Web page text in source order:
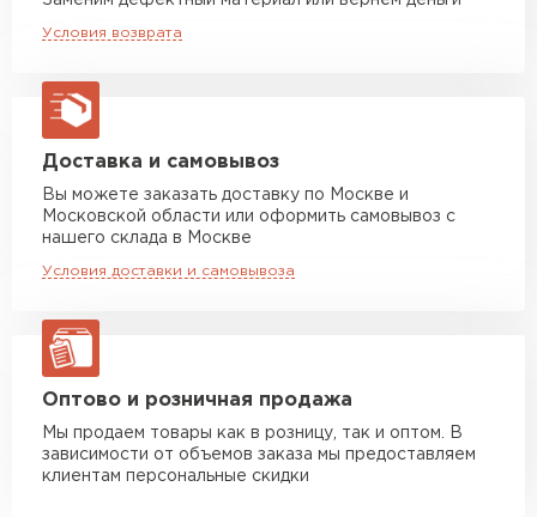
Не выцветает под влиянием солнечных лучей.
Монтаж лёгкий, значительные финансовые
Благодаря декоративно-защитному слою
PURMAN® профнастил обладает
впечатляющими эстетическими
характеристиками.
Не корродирует, поскольку обработан
Профнастил — долговечный материал.
макс. длина груза 13,5 м
Манипулятор до 5 тн
макс. длина груза 6 м
Манипулятор до 10 тн
макс. длина груза 8 м
Манипулятор до 20 тн
Условия возврата
Доставка и самовывоз
Вы можете заказать доставку по Москве и
Московской области или оформить самовывоз с
нашего склада в Москве
Условия доставки и самовывоза
Оптово и розничная продажа
Мы продаем товары как в розницу, так и оптом. В
зависимости от объемов заказа мы предоставляем
клиентам персональные скидки